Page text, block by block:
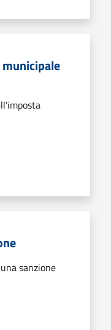
sanzione